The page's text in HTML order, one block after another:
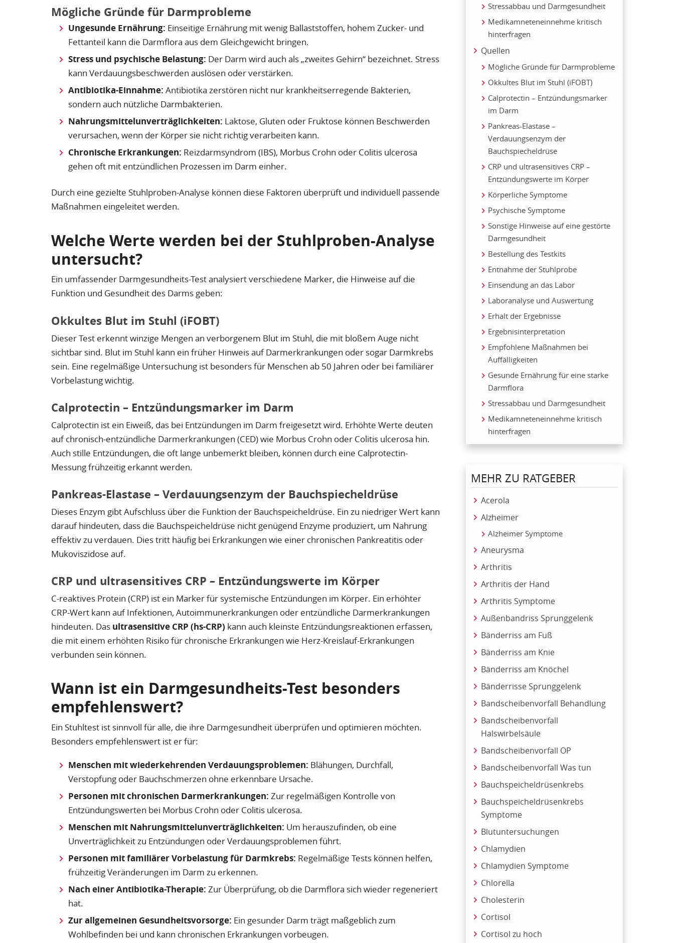
Mögliche Gründe für Darmprobleme
Ungesunde Ernährung: Einseitige Ernährung mit wenig Ballaststoffen, hohem Zucker- und
Fettanteil kann die Darmflora aus dem Gleichgewicht bringen.
Stress und psychische Belastung: Der Darm wird auch als „zweites Gehirn“ bezeichnet. Stress
kann Verdauungsbeschwerden auslösen oder verstärken.
Antibiotika-Einnahme: Antibiotika zerstören nicht nur krankheitserregende Bakterien,
sondern auch nützliche Darmbakterien.
Nahrungsmittelunverträglichkeiten: Laktose, Gluten oder Fruktose können Beschwerden
verursachen, wenn der Körper sie nicht richtig verarbeiten kann.
Chronische Erkrankungen: Reizdarmsyndrom (IBS), Morbus Crohn oder Colitis ulcerosa
gehen oft mit entzündlichen Prozessen im Darm einher.
Durch eine gezielte Stuhlproben-Analyse können diese Faktoren überprüft und individuell passende
Maßnahmen eingeleitet werden.
Welche Werte werden bei der Stuhlproben-Analyse
untersucht?
Ein umfassender Darmgesundheits-Test analysiert verschiedene Marker, die Hinweise auf die
Funktion und Gesundheit des Darms geben:
Okkultes Blut im Stuhl (iFOBT)
Dieser Test erkennt winzige Mengen an verborgenem Blut im Stuhl, die mit bloßem Auge nicht
sichtbar sind. Blut im Stuhl kann ein früher Hinweis auf Darmerkrankungen oder sogar Darmkrebs
sein. Eine regelmäßige Untersuchung ist besonders für Menschen ab 50 Jahren oder bei familiärer
Vorbelastung wichtig.
Calprotectin – Entzündungsmarker im Darm
Calprotectin ist ein Eiweiß, das bei Entzündungen im Darm freigesetzt wird. Erhöhte Werte deuten
auf chronisch-entzündliche Darmerkrankungen (CED) wie Morbus Crohn oder Colitis ulcerosa hin.
Auch stille Entzündungen, die oft lange unbemerkt bleiben, können durch eine Calprotectin-
Messung frühzeitig erkannt werden.
Pankreas-Elastase – Verdauungsenzym der Bauchspiecheldrüse
Dieses Enzym gibt Aufschluss über die Funktion der Bauchspeicheldrüse. Ein zu niedriger Wert kann
darauf hindeuten, dass die Bauchspeicheldrüse nicht genügend Enzyme produziert, um Nahrung
effektiv zu verdauen. Dies tritt häufig bei Erkrankungen wie einer chronischen Pankreatitis oder
Mukoviszidose auf.
CRP und ultrasensitives CRP – Entzündungswerte im Körper
C-reaktives Protein (CRP) ist ein Marker für systemische Entzündungen im Körper. Ein erhöhter
CRP-Wert kann auf Infektionen, Autoimmunerkrankungen oder entzündliche Darmerkrankungen
hindeuten. Das ultrasensitive CRP (hs-CRP) kann auch kleinste Entzündungsreaktionen erfassen,
die mit einem erhöhten Risiko für chronische Erkrankungen wie Herz-Kreislauf-Erkrankungen
verbunden sein können.
Wann ist ein Darmgesundheits-Test besonders
empfehlenswert?
Ein Stuhltest ist sinnvoll für alle, die ihre Darmgesundheit überprüfen und optimieren möchten.
Besonders empfehlenswert ist er für:
Menschen mit wiederkehrenden Verdauungsproblemen: Blähungen, Durchfall,
Verstopfung oder Bauchschmerzen ohne erkennbare Ursache.
Personen mit chronischen Darmerkrankungen: Zur regelmäßigen Kontrolle von
Entzündungswerten bei Morbus Crohn oder Colitis ulcerosa.
Menschen mit Nahrungsmittelunverträglichkeiten: Um herauszufinden, ob eine
Unverträglichkeit zu Entzündungen oder Verdauungsproblemen führt.
Personen mit familiärer Vorbelastung für Darmkrebs: Regelmäßige Tests können helfen,
frühzeitig Veränderungen im Darm zu erkennen.
Nach einer Antibiotika-Therapie: Zur Überprüfung, ob die Darmflora sich wieder regeneriert
hat.
Zur allgemeinen Gesundheitsvorsorge: Ein gesunder Darm trägt maßgeblich zum
Wohlbefinden bei und kann chronischen Erkrankungen vorbeugen.
Stressabbau und Darmgesundheit
Medikamneteneinnehme kritisch
hinterfragen
Quellen
Mögliche Gründe für Darmprobleme
Okkultes Blut im Stuhl (iFOBT)
Calprotectin – Entzündungsmarker
im Darm
Pankreas-Elastase –
Verdauungsenzym der
Bauchspiecheldrüse
CRP und ultrasensitives CRP –
Entzündungswerte im Körper
Körperliche Symptome
Psychische Symptome
Sonstige Hinweise auf eine gestörte
Darmgesundheit
Bestellung des Testkits
Entnahme der Stuhlprobe
Einsendung an das Labor
Laboranalyse und Auswertung
Erhalt der Ergebnisse
Ergebnisinterpretation
Empfohlene Maßnahmen bei
Auffälligkeiten
Gesunde Ernährung für eine starke
Darmflora
Stressabbau und Darmgesundheit
Medikamneteneinnehme kritisch
hinterfragen
MEHR ZU RATGEBER
Acerola
Alzheimer
Alzheimer Symptome
Aneurysma
Arthritis
Arthritis der Hand
Arthritis Symptome
Außenbandriss Sprunggelenk
Bänderriss am Fuß
Bänderriss am Knie
Bänderriss am Knöchel
Bänderrisse Sprunggelenk
Bandscheibenvorfall Behandlung
Bandscheibenvorfall
Halswirbelsäule
Bandscheibenvorfall OP
Bandscheibenvorfall Was tun
Bauchspeicheldrüsenkrebs
Bauchspeicheldrüsenkrebs
Symptome
Blutuntersuchungen
Chlamydien
Chlamydien Symptome
Chlorella
Cholesterin
Cortisol
Cortisol zu hoch